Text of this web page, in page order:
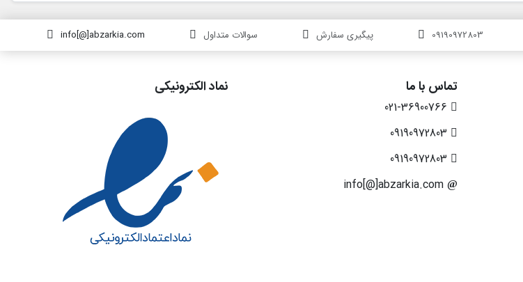
info[@]abzarkia.com سوالات متداول پیگیری سفارش 09190972803
تماس با ما نماد الکترونیکی